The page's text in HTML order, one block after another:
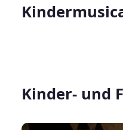
Kinder- und